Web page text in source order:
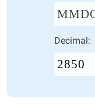
Decimal: